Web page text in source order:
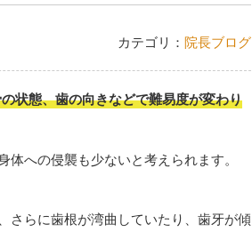
カテゴリ： 院長ブログ
状態、歯の向きなどで難易度が変わり
への侵襲も少ないと考えられます。
さらに歯根が湾曲していたり、歯牙が傾